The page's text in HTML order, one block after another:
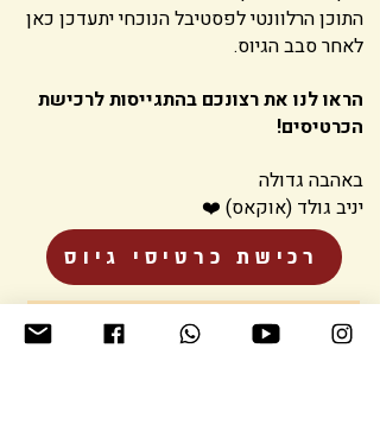
התוכן הרלוונטי לפסטיבל הנוכחי יתעדכן כאן
לאחר סבב הגיוס.
הראו לנו את רצונכם בהתגייסות לרכישת
הכרטיסים!
באהבה גדולה
יניב גולד (אוקאס) ❤️
רכישת כרטיסי גיוס